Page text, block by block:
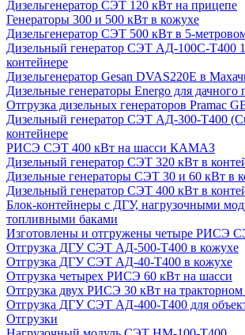
Дизельгенератор СЭТ 120 кВт на прицепе
Генераторы 300 и 500 кВт в кожухе
Дизельгенератор СЭТ 500 кВт в 5-
Дизельный генератор СЭТ АД-100С-Т400
контейнере
Дизельгенератор Gesan DVAS220E в
Дизельные генераторы Energo для дачного
Отгрузка дизельных генераторов Pramac
Дизельный генератор СЭТ АД-300-Т400
контейнере
РИСЭ СЭТ 400 кВт на шасси КАМАЗ
Дизельный генератор СЭТ 320 кВт в
Дизельные генераторы СЭТ 30 и 60 кВт в
Дизельный генератор СЭТ 400 кВт в
Блок-контейнеры с ДГУ, нагрузочными
топливными баками
Изготовлены и отгружены четыре РИСЭ
Отгрузка ДГУ СЭТ АД-500-Т400 в кожухе
Отгрузка ДГУ СЭТ АД-40-Т400 в кожухе
Отгрузка четырех РИСЭ 60 кВт на шасси
Отгрузка двух РИСЭ 30 кВт на тракторном
Отгрузка ДГУ СЭТ АД-400-Т400 для
Отгрузки